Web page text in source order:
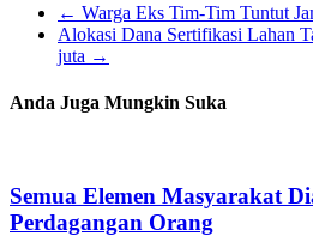
← Warga Eks Tim-Tim Tuntut
Alokasi Dana Sertifikasi Lahan
juta →
Anda Juga Mungkin Suka
Semua Elemen Masyarakat
Perdagangan Orang